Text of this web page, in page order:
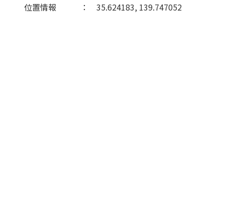
位置情報 ： 35.624183, 139.747052